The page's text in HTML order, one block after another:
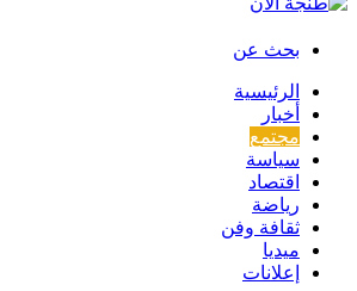
بحث عن
الرئيسية
أخبار
مجتمع
سياسة
اقتصاد
رياضة
ثقافة وفن
ميديا
إعلانات